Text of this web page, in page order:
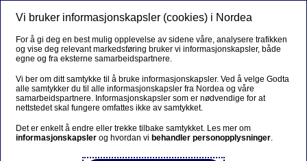
Vi bruker informasjonskapsler (cookies) i Nordea
For å gi deg en best mulig opplevelse av sidene våre, analysere trafikken
og vise deg relevant markedsføring bruker vi informasjonskapsler, både
egne og fra eksterne samarbeidspartnere.
Vi ber om ditt samtykke til å bruke informasjonskapsler. Ved å velge Godta
alle samtykker du til alle informasjonskapsler fra Nordea og våre
samarbeidspartnere. Informasjonskapsler som er nødvendige for at
nettstedet skal fungere omfattes ikke av samtykket.
Det er enkelt å endre eller trekke tilbake samtykket. Les mer om
informasjonskapsler og hvordan vi behandler personopplysninger.